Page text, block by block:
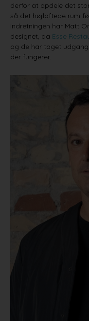
derfor at opdele det
så det højloftede rum
indretningen har Matt
designet, da Esse
og de har taget
der fungerer.